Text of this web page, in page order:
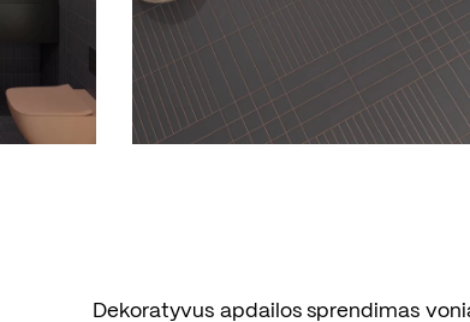
Dekoratyvus apdailos sprendimas